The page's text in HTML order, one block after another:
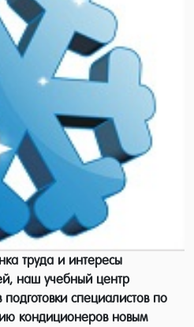
труда и интересы
наш учебный центр
специалистов по
кондиционеров новым